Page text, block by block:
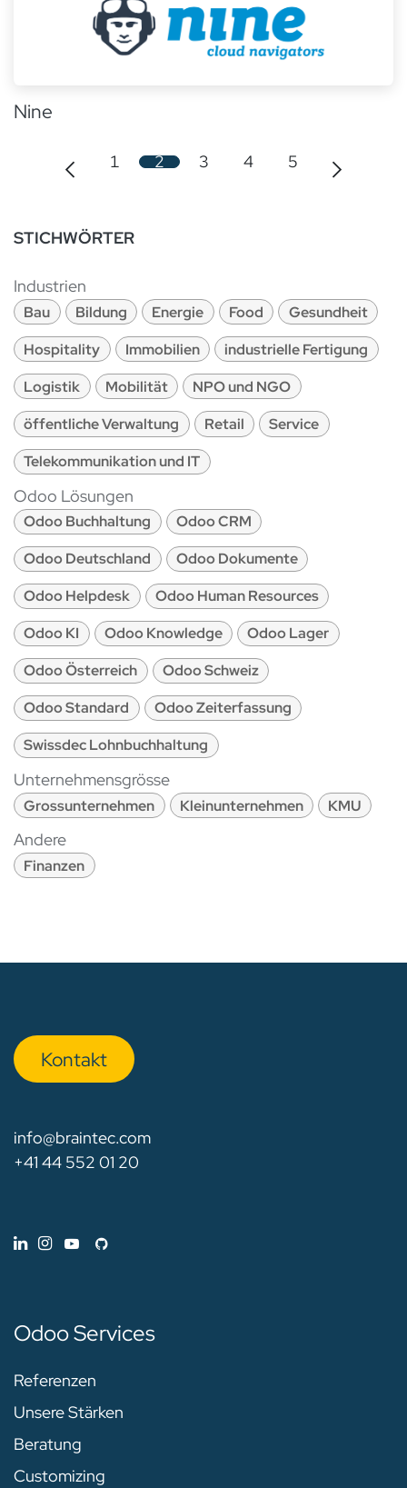
Nine
1 2 3 4 5
STICHWÖRTER
Industrien
Bau Bildung Energie Food
Gesundheit
Hospitality
Immobilien
industrielle Fertigung
Logistik
Mobilität
NPO und NGO
öffentliche Verwaltung
Retail
Service
Telekommunikation und IT
Odoo Lösungen
Odoo Buchhaltung
Odoo CRM
Odoo Deutschland
Odoo Dokumente
Odoo Helpdesk
Odoo Human Resources
Odoo KI
Odoo Knowledge
Odoo Lager
Odoo Österreich
Odoo Schweiz
Odoo Standard
Odoo Zeiterfassung
Swissdec Lohnbuchhaltung
Unternehmensgrösse
Grossunternehmen Kleinunternehmen KMU
Andere
Finanzen
Kon​​​​​​ta​​kt
info@braintec.com
+41 44 552 01 20
Odoo Services
Referenzen
Unsere Stärken
Beratung
Customizing